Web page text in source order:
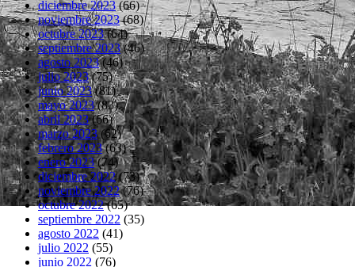
diciembre 2023(66)
noviembre 2023(68)
octubre 2023(64)
septiembre 2023(46)
agosto 2023(46)
julio 2023(75)
junio 2023(81)
mayo 2023(83)
abril 2023(66)
marzo 2023(62)
febrero 2023(63)
enero 2023(74)
diciembre 2022(73)
noviembre 2022(76)
octubre 2022(65)
septiembre 2022 (35)
agosto 2022 (41)
julio 2022 (55)
junio 2022 (76)